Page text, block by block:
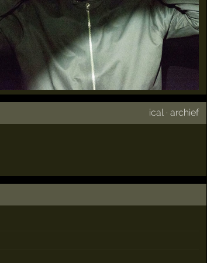
ical ·archief